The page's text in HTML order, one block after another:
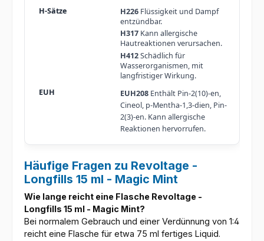
H226Flüssigkeit und Dampf
entzündbar.
H317Kann allergische
Hautreaktionen verursachen.
H412Schädlich für
Wasserorganismen, mit
langfristiger Wirkung.
EUH208Enthält Pin-2(10)-en,
Cineol, p-Mentha-1,3-dien, Pin-
2(3)-en. Kann allergische
Reaktionen hervorrufen.
Häufige Fragen zu Revoltage -
Longfills 15 ml - Magic Mint
Wie lange reicht eine Flasche Revoltage -
Longfills 15 ml - Magic Mint?
Bei normalem Gebrauch und einer Verdünnung von 1:4
reicht eine Flasche für etwa 75 ml fertiges Liquid.